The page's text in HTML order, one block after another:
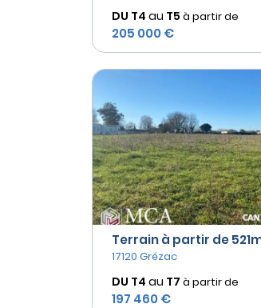
DU T4 au T5 à partir de
205 000 €
Terrain à partir de
17120 Grézac
DU T4 au T7 à partir de
197 460 €